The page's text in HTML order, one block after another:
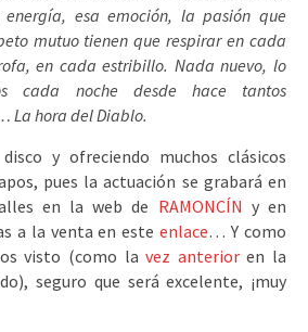
esa emoción, la pasión que
mutuo tienen que respirar en cada
en cada estribillo. Nada nuevo, lo
cada noche desde hace tantos
La hora del Diablo.
y ofreciendo muchos clásicos
pues la actuación se grabará en
en la web de RAMONCÍN y en
a la venta en esteenlace… Y como
visto (como lavez anterioren la
seguro que será excelente, ¡muy